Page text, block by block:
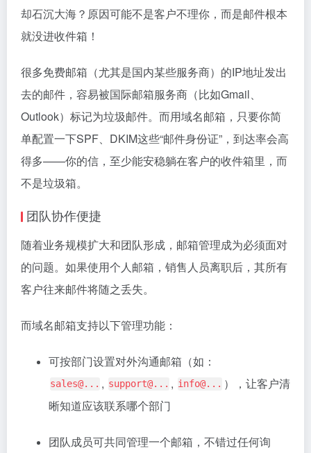
却石沉大海？原因可能不是客户不理你，而是邮件根本
就没进收件箱！
很多免费邮箱（尤其是国内某些服务商）的IP地址发出
去的邮件，容易被国际邮箱服务商（比如Gmail、
Outlook）标记为垃圾邮件。而用域名邮箱，只要你简
单配置一下SPF、DKIM这些“邮件身份证”，到达率会高
得多——你的信，至少能安稳躺在客户的收件箱里，而
不是垃圾箱。
团队协作便捷
随着业务规模扩大和团队形成，邮箱管理成为必须面对
的问题。如果使用个人邮箱，销售人员离职后，其所有
客户往来邮件将随之丢失。
而域名邮箱支持以下管理功能：
可按部门设置对外沟通邮箱（如：
sales@... , support@... , info@... ），让客户清
晰知道应该联系哪个部门
团队成员可共同管理一个邮箱，不错过任何询